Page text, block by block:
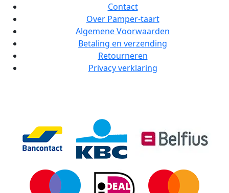
Contact
Over Pamper-taart
Algemene Voorwaarden
Betaling en verzending
Retourneren
Privacy verklaring